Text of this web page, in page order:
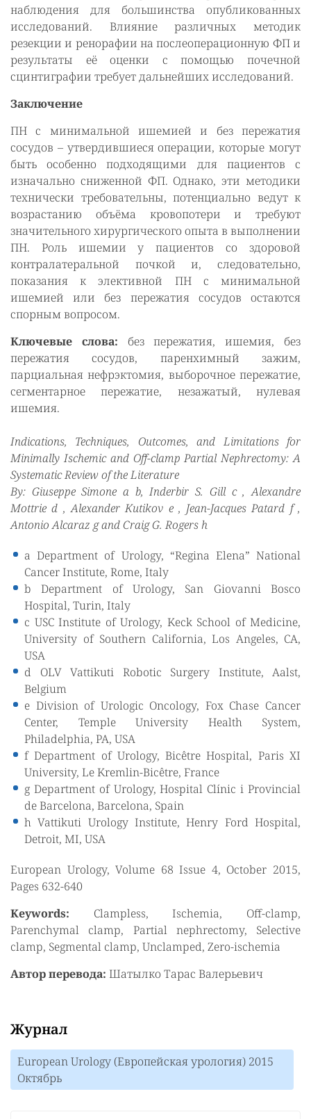
наблюдения для большинства опубликованных
исследований. Влияние различных методик
резекции и ренорафии на послеоперационную ФП и
результаты её оценки с помощью почечной
сцинтиграфии требует дальнейших исследований.
Заключение
ПН с минимальной ишемией и без пережатия
сосудов – утвердившиеся операции, которые могут
быть особенно подходящими для пациентов с
изначально сниженной ФП. Однако, эти методики
технически требовательны, потенциально ведут к
возрастанию объёма кровопотери и требуют
значительного хирургического опыта в выполнении
ПН. Роль ишемии у пациентов со здоровой
контралатеральной почкой и, следовательно,
показания к элективной ПН с минимальной
ишемией или без пережатия сосудов остаются
спорным вопросом.
Ключевые слова: без пережатия, ишемия, без
пережатия сосудов, паренхимный зажим,
парциальная нефрэктомия, выборочное пережатие,
сегментарное пережатие, незажатый, нулевая
ишемия.
Indications, Techniques, Outcomes, and Limitations for
Minimally Ischemic and Off-clamp Partial Nephrectomy: A
Systematic Review of the Literature
By: Giuseppe Simone a b, Inderbir S. Gill c , Alexandre
Mottrie d , Alexander Kutikov e , Jean-Jacques Patard f ,
Antonio Alcaraz g and Craig G. Rogers h
a Department of Urology, “Regina Elena” National
Cancer Institute, Rome, Italy
b Department of Urology, San Giovanni Bosco
Hospital, Turin, Italy
c USC Institute of Urology, Keck School of Medicine,
University of Southern California, Los Angeles, CA,
USA
d OLV Vattikuti Robotic Surgery Institute, Aalst,
Belgium
e Division of Urologic Oncology, Fox Chase Cancer
Center, Temple University Health System,
Philadelphia, PA, USA
f Department of Urology, Bicêtre Hospital, Paris XI
University, Le Kremlin-Bicêtre, France
g Department of Urology, Hospital Clínic i Provincial
de Barcelona, Barcelona, Spain
h Vattikuti Urology Institute, Henry Ford Hospital,
Detroit, MI, USA
European Urology, Volume 68 Issue 4, October 2015,
Pages 632-640
Keywords: Clampless, Ischemia, Off-clamp,
Parenchymal clamp, Partial nephrectomy, Selective
clamp, Segmental clamp, Unclamped, Zero-ischemia
Автор перевода: Шатылко Тарас Валерьевич
Журнал
European Urology (Европейская урология) 2015
Октябрь